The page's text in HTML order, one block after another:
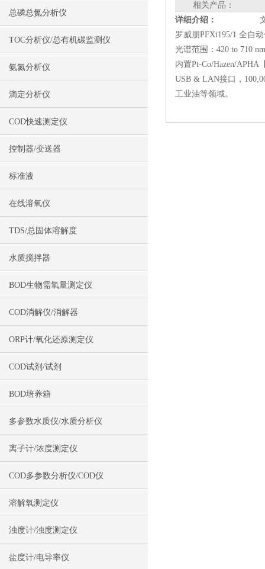
总磷总氮分析仪
TOC分析仪/总有机碳监测仪
氨氮分析仪
滴定分析仪
COD快速测定仪
控制器/变送器
标准液
在线溶氧仪
TDS/总固体溶解度
水质搅拌器
BOD生物需氧量测定仪
COD消解仪/消解器
ORP计/氧化还原测定仪
COD试剂/试剂
BOD培养箱
多参数水质仪/水质分析仪
离子计/浓度测定仪
COD多参数分析仪/COD仪
溶解氧测定仪
浊度计/浊度测定仪
盐度计/电导率仪
相关产品：
详细介绍：
罗威朋PFXi195/1 全自
光谱范围：420 to 710
内置Pt-Co/Hazen/
USB & LAN接口，
工业油等领域。